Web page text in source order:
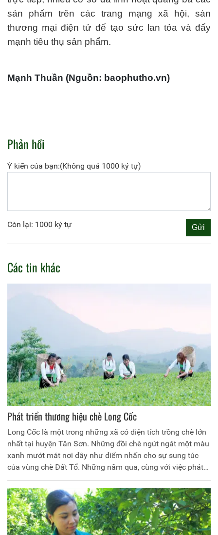
sản phẩm trên các trang mạng xã hội, sàn
thương mại điện tử để tạo sức lan tỏa và đẩy
mạnh tiêu thụ sản phẩm.
Mạnh Thuần (Nguồn: baophutho.vn)
Phản hồi
Ý kiến của bạn:(Không quá 1000 ký tự)
Còn lại: 1000 ký tự
Các tin khác
Phát triển thương hiệu chè Long Cốc
Long Cốc là một trong những xã có diện tích trồng chè lớn
nhất tại huyện Tân Sơn. Những đồi chè ngút ngát một màu
xanh mướt mát nơi đây như điểm nhấn cho sự sung túc
của vùng chè Đất Tổ. Những năm qua, cùng với việc phát
triển du lịch gắn với đồi chè, chính quyền xã đã khuyến
khích người dân từng bước xây dựng thương hiệu chè
Long Cốc trở thành sản phẩm đặc trưng, tạo ấn tượng đẹp
cho du khách khi đặt chân đến vùng bán sơn địa này.